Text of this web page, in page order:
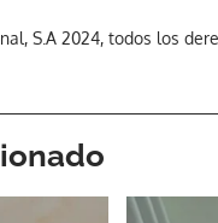
S.A 2024, todos los